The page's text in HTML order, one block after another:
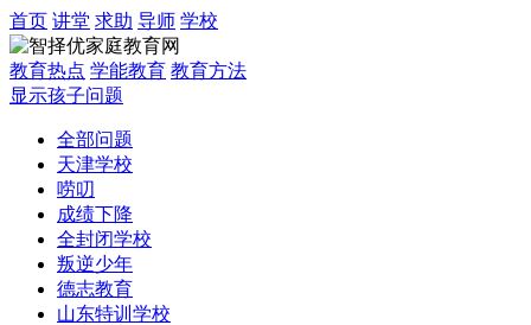
首页 讲堂 求助 导师 学校
教育热点 学能教育 教育方法
显示孩子问题
全部问题
天津学校
唠叨
成绩下降
全封闭学校
叛逆少年
德志教育
山东特训学校